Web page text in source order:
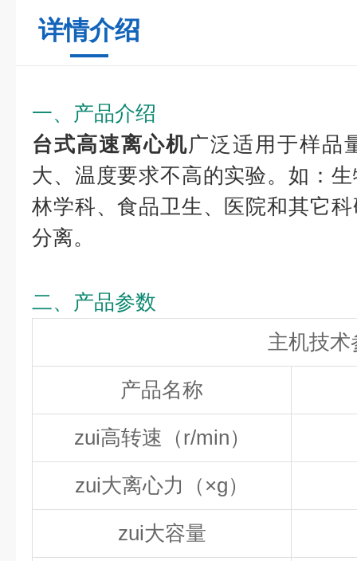
详情介绍
一、产品介绍
台式高速离心机广泛适用于样品
大、温度要求不高的实验。如：
林学科、食品卫生、医院和其它
分离。
二、产品参数
主机技术
产品名称
zui高转速（r/min）
zui大离心力（×g）
zui大容量